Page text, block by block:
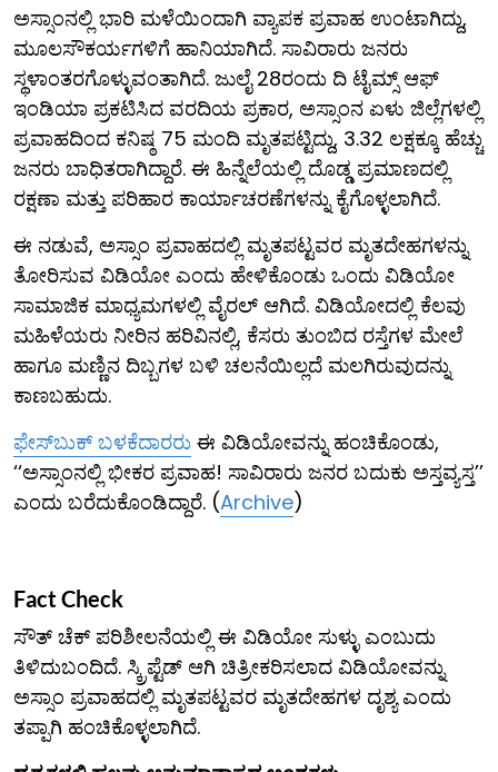
ಅಸ್ಸಾಂನಲ್ಲಿ ಭಾರಿ ಮಳೆಯಿಂದಾಗಿ ವ್ಯಾಪಕ ಪ್ರವಾಹ ಉಂಟಾಗಿದ್ದು,
ಮೂಲಸೌಕರ್ಯಗಳಿಗೆ ಹಾನಿಯಾಗಿದೆ. ಸಾವಿರಾರು ಜನರು
ಸ್ಥಳಾಂತರಗೊಳ್ಳುವಂತಾಗಿದೆ. ಜುಲೈ 28ರಂದು ದಿ ಟೈಮ್ಸ್ ಆಫ್
ಇಂಡಿಯಾ ಪ್ರಕಟಿಸಿದ ವರದಿಯ ಪ್ರಕಾರ, ಅಸ್ಸಾಂನ ಏಳು ಜಿಲ್ಲೆಗಳಲ್ಲಿ
ಪ್ರವಾಹದಿಂದ ಕನಿಷ್ಠ 75 ಮಂದಿ ಮೃತಪಟ್ಟಿದ್ದು, 3.32 ಲಕ್ಷಕ್ಕೂ ಹೆಚ್ಚು
ಜನರು ಬಾಧಿತರಾಗಿದ್ದಾರೆ. ಈ ಹಿನ್ನೆಲೆಯಲ್ಲಿ ದೊಡ್ಡ ಪ್ರಮಾಣದಲ್ಲಿ
ರಕ್ಷಣಾ ಮತ್ತು ಪರಿಹಾರ ಕಾರ್ಯಾಚರಣೆಗಳನ್ನು ಕೈಗೊಳ್ಳಲಾಗಿದೆ.
ಈ ನಡುವೆ, ಅಸ್ಸಾಂ ಪ್ರವಾಹದಲ್ಲಿ ಮೃತಪಟ್ಟವರ ಮೃತದೇಹಗಳನ್ನು
ತೋರಿಸುವ ವಿಡಿಯೋ ಎಂದು ಹೇಳಿಕೊಂಡು ಒಂದು ವಿಡಿಯೋ
ಸಾಮಾಜಿಕ ಮಾಧ್ಯಮಗಳಲ್ಲಿ ವೈರಲ್ ಆಗಿದೆ. ವಿಡಿಯೋದಲ್ಲಿ ಕೆಲವು
ಮಹಿಳೆಯರು ನೀರಿನ ಹರಿವಿನಲ್ಲಿ, ಕೆಸರು ತುಂಬಿದ ರಸ್ತೆಗಳ ಮೇಲೆ
ಹಾಗೂ ಮಣ್ಣಿನ ದಿಬ್ಬಗಳ ಬಳಿ ಚಲನೆಯಿಲ್ಲದೆ ಮಲಗಿರುವುದನ್ನು
ಕಾಣಬಹುದು.
ಫೇಸ್‌ಬುಕ್ ಬಳಕೆದಾರರು ಈ ವಿಡಿಯೋವನ್ನು ಹಂಚಿಕೊಂಡು,
‘‘ಅಸ್ಸಾಂನಲ್ಲಿ ಭೀಕರ ಪ್ರವಾಹ! ಸಾವಿರಾರು ಜನರ ಬದುಕು ಅಸ್ತವ್ಯಸ್ತ’’
ಎಂದು ಬರೆದುಕೊಂಡಿದ್ದಾರೆ. (Archive)
Fact Check
ಸೌತ್ ಚೆಕ್ ಪರಿಶೀಲನೆಯಲ್ಲಿ ಈ ವಿಡಿಯೋ ಸುಳ್ಳು ಎಂಬುದು
ತಿಳಿದುಬಂದಿದೆ. ಸ್ಕ್ರಿಪ್ಟೆಡ್ ಆಗಿ ಚಿತ್ರೀಕರಿಸಲಾದ ವಿಡಿಯೋವನ್ನು
ಅಸ್ಸಾಂ ಪ್ರವಾಹದಲ್ಲಿ ಮೃತಪಟ್ಟವರ ಮೃತದೇಹಗಳ ದೃಶ್ಯ ಎಂದು
ತಪ್ಪಾಗಿ ಹಂಚಿಕೊಳ್ಳಲಾಗಿದೆ.